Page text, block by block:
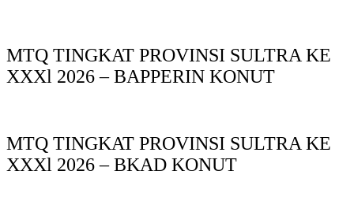
MTQ TINGKAT PROVINSI SULTRA KE
XXXl 2026 – BAPPERIN KONUT
MTQ TINGKAT PROVINSI SULTRA KE
XXXl 2026 – BKAD KONUT